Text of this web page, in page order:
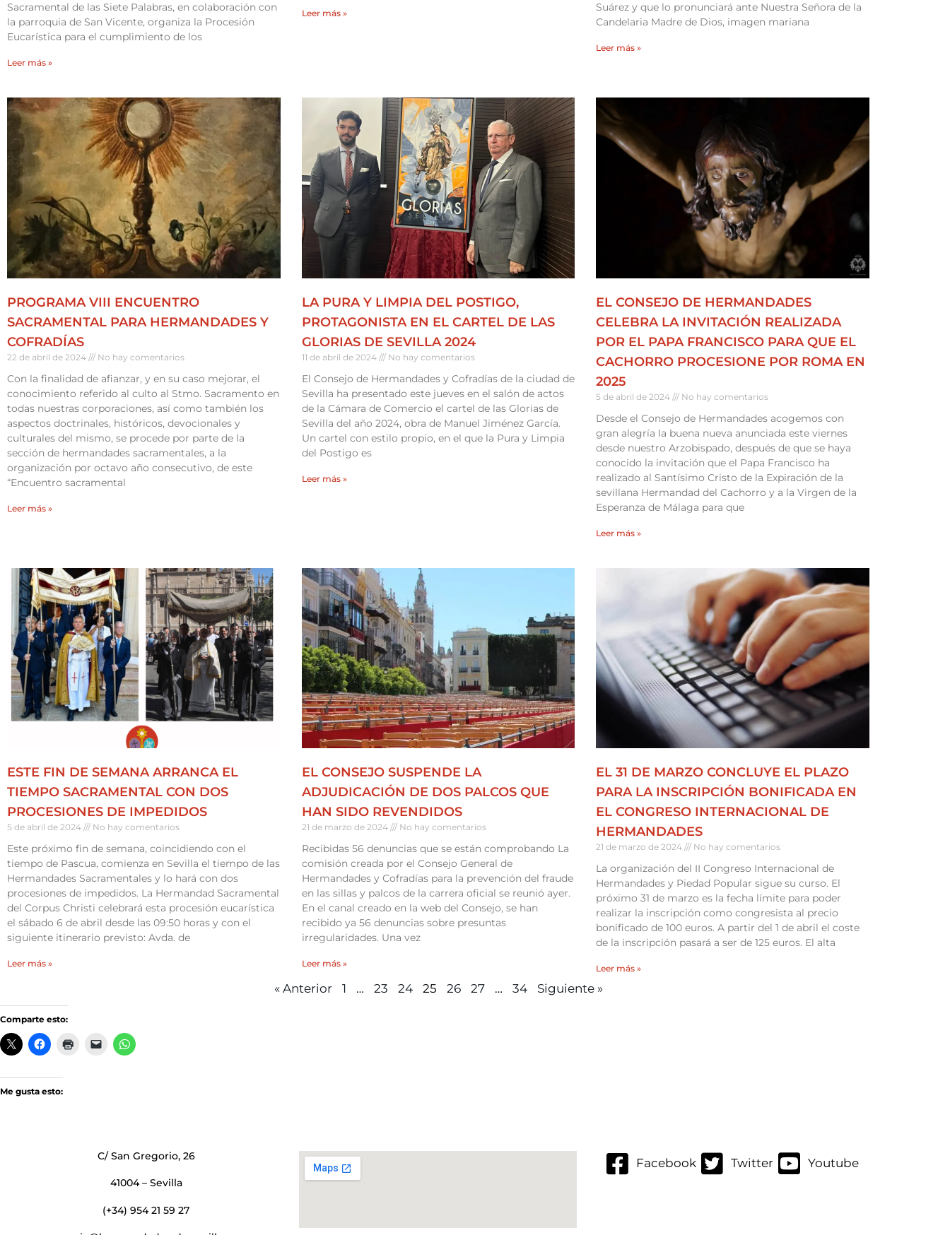
Sacramental de las Siete Palabras, en colaboración con
la parroquia de San Vicente, organiza la Procesión
Eucarística para el cumplimiento de los
Leer más »
Leer más »
Suárez y que lo pronunciará ante Nuestra Señora de la
Candelaria Madre de Dios, imagen mariana
Leer más »
PROGRAMA VIII ENCUENTRO
SACRAMENTAL PARA HERMANDADES Y
COFRADÍAS
22 de abril de 2024 No hay comentarios
Con la finalidad de afianzar, y en su caso mejorar, el
conocimiento referido al culto al Stmo. Sacramento en
todas nuestras corporaciones, así como también los
aspectos doctrinales, históricos, devocionales y
culturales del mismo, se procede por parte de la
sección de hermandades sacramentales, a la
organización por octavo año consecutivo, de este
“Encuentro sacramental
Leer más »
LA PURA Y LIMPIA DEL POSTIGO,
PROTAGONISTA EN EL CARTEL DE LAS
GLORIAS DE SEVILLA 2024
11 de abril de 2024 No hay comentarios
El Consejo de Hermandades y Cofradías de la ciudad de
Sevilla ha presentado este jueves en el salón de actos
de la Cámara de Comercio el cartel de las Glorias de
Sevilla del año 2024, obra de Manuel Jiménez García.
Un cartel con estilo propio, en el que la Pura y Limpia
del Postigo es
Leer más »
EL CONSEJO DE HERMANDADES
CELEBRA LA INVITACIÓN REALIZADA
POR EL PAPA FRANCISCO PARA QUE EL
CACHORRO PROCESIONE POR ROMA EN
2025
5 de abril de 2024 No hay comentarios
Desde el Consejo de Hermandades acogemos con
gran alegría la buena nueva anunciada este viernes
desde nuestro Arzobispado, después de que se haya
conocido la invitación que el Papa Francisco ha
realizado al Santísimo Cristo de la Expiración de la
sevillana Hermandad del Cachorro y a la Virgen de la
Esperanza de Málaga para que
Leer más »
ESTE FIN DE SEMANA ARRANCA EL
TIEMPO SACRAMENTAL CON DOS
PROCESIONES DE IMPEDIDOS
5 de abril de 2024 No hay comentarios
Este próximo fin de semana, coincidiendo con el
tiempo de Pascua, comienza en Sevilla el tiempo de las
Hermandades Sacramentales y lo hará con dos
procesiones de impedidos. La Hermandad Sacramental
del Corpus Christi celebrará esta procesión eucarística
el sábado 6 de abril desde las 09:50 horas y con el
siguiente itinerario previsto: Avda. de
Leer más »
EL CONSEJO SUSPENDE LA
ADJUDICACIÓN DE DOS PALCOS QUE
HAN SIDO REVENDIDOS
21 de marzo de 2024 No hay comentarios
Recibidas 56 denuncias que se están comprobando La
comisión creada por el Consejo General de
Hermandades y Cofradías para la prevención del fraude
en las sillas y palcos de la carrera oficial se reunió ayer.
En el canal creado en la web del Consejo, se han
recibido ya 56 denuncias sobre presuntas
irregularidades. Una vez
Leer más »
EL 31 DE MARZO CONCLUYE EL PLAZO
PARA LA INSCRIPCIÓN BONIFICADA EN
EL CONGRESO INTERNACIONAL DE
HERMANDADES
21 de marzo de 2024 No hay comentarios
La organización del II Congreso Internacional de
Hermandades y Piedad Popular sigue su curso. El
próximo 31 de marzo es la fecha límite para poder
realizar la inscripción como congresista al precio
bonificado de 100 euros. A partir del 1 de abril el coste
de la inscripción pasará a ser de 125 euros. El alta
Leer más »
« Anterior 1 … 23 24 25 26 27 … 34 Siguiente »
Comparte esto:
Me gusta esto:
C/ San Gregorio, 26
41004 – Sevilla
(+34) 954 21 59 27
Facebook Twitter Youtube